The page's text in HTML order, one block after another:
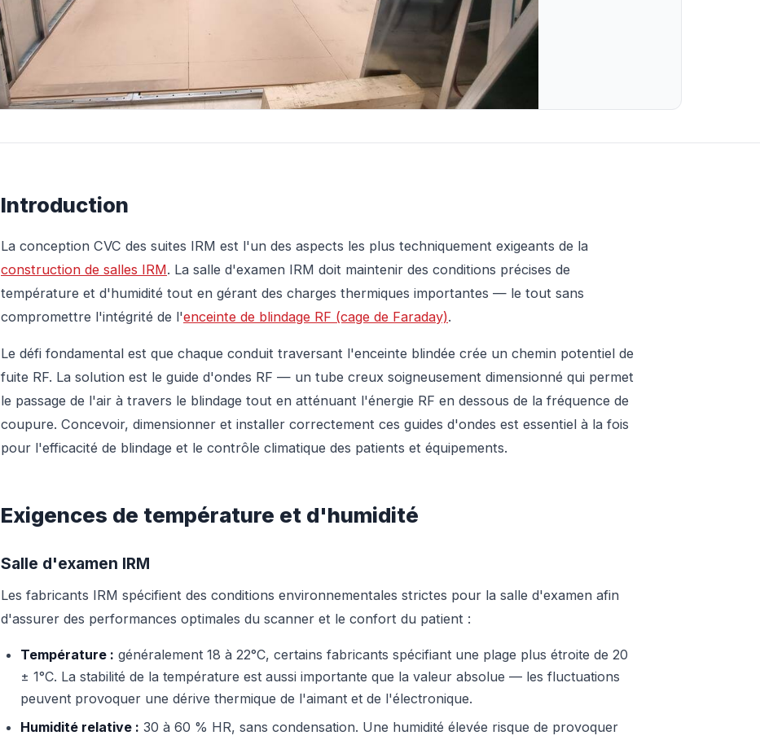
Introduction
La conception CVC des suites IRM est l'un des aspects les plus techniquement exigeants de la
construction de salles IRM. La salle d'examen IRM doit maintenir des conditions précises de
température et d'humidité tout en gérant des charges thermiques importantes — le tout sans
compromettre l'intégrité de l'enceinte de blindage RF (cage de Faraday).
Le défi fondamental est que chaque conduit traversant l'enceinte blindée crée un chemin potentiel de
fuite RF. La solution est le guide d'ondes RF — un tube creux soigneusement dimensionné qui permet
le passage de l'air à travers le blindage tout en atténuant l'énergie RF en dessous de la fréquence de
coupure. Concevoir, dimensionner et installer correctement ces guides d'ondes est essentiel à la fois
pour l'efficacité de blindage et le contrôle climatique des patients et équipements.
Exigences de température et d'humidité
Salle d'examen IRM
Les fabricants IRM spécifient des conditions environnementales strictes pour la salle d'examen afin
d'assurer des performances optimales du scanner et le confort du patient :
Température : généralement 18 à 22°C, certains fabricants spécifiant une plage plus étroite de 20
± 1°C. La stabilité de la température est aussi importante que la valeur absolue — les fluctuations
peuvent provoquer une dérive thermique de l'aimant et de l'électronique.
Humidité relative : 30 à 60 % HR, sans condensation. Une humidité élevée risque de provoquer